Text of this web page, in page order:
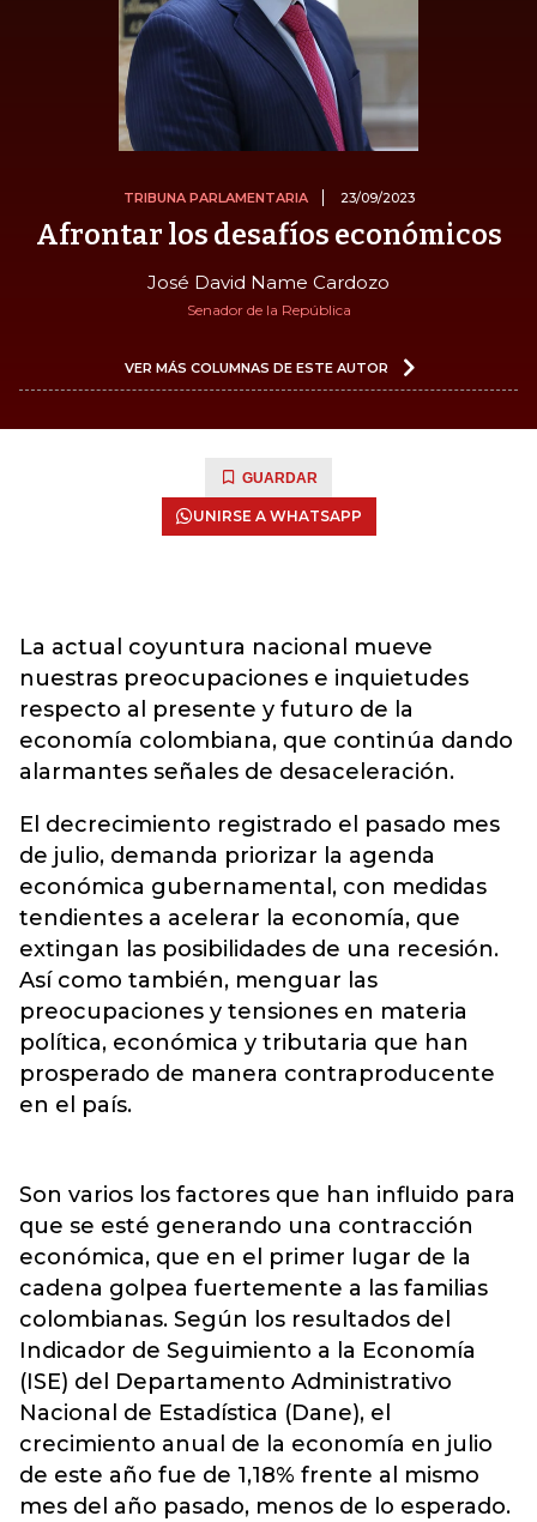
TRIBUNA PARLAMENTARIA 23/09/2023
Afrontar los desafíos económicos
José David Name Cardozo
Senador de la República
VER MÁS COLUMNAS DE ESTE AUTOR
GUARDAR
UNIRSE A WHATSAPP
La actual coyuntura nacional mueve
nuestras preocupaciones e inquietudes
respecto al presente y futuro de la
economía colombiana, que continúa dando
alarmantes señales de desaceleración.
El decrecimiento registrado el pasado mes
de julio, demanda priorizar la agenda
económica gubernamental, con medidas
tendientes a acelerar la economía, que
extingan las posibilidades de una recesión.
Así como también, menguar las
preocupaciones y tensiones en materia
política, económica y tributaria que han
prosperado de manera contraproducente
en el país.
Son varios los factores que han influido para
que se esté generando una contracción
económica, que en el primer lugar de la
cadena golpea fuertemente a las familias
colombianas. Según los resultados del
Indicador de Seguimiento a la Economía
(ISE) del Departamento Administrativo
Nacional de Estadística (Dane), el
crecimiento anual de la economía en julio
de este año fue de 1,18% frente al mismo
mes del año pasado, menos de lo esperado.